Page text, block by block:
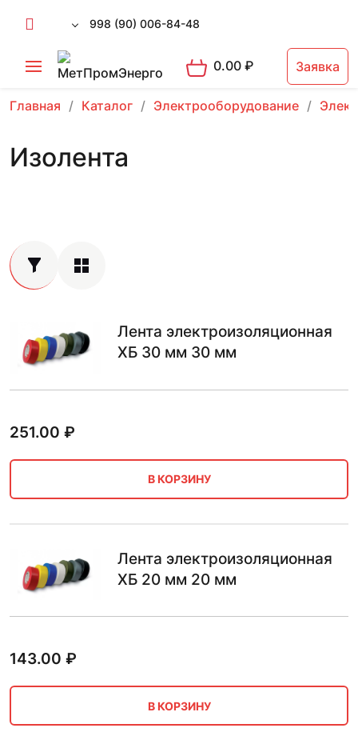
998 (90) 006-84-48
0.00₽ Заявка
Главная Каталог Электрооборудование
Изолента
Лента электроизоляционная
ХБ 30 мм 30 мм
251.00 ₽
В КОРЗИНУ
Лента электроизоляционная
ХБ 20 мм 20 мм
143.00 ₽
В КОРЗИНУ